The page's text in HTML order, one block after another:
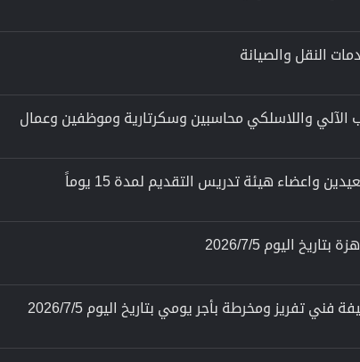
الآلي واللاسلكي محاسبين وسكرتارية وموظفين وعمال
واعضاء هيئة تدريس التقديم لمدة 15 يوماً
اليوم 2026/7/5
تفريز ومخرطة بأجر يومي بتاريخ اليوم 2026/7/5